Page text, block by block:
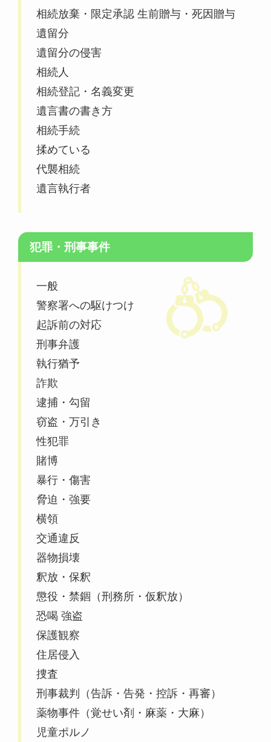
相続放棄・限定承認 生前贈与・死因贈与
遺留分
遺留分の侵害
相続人
相続登記・名義変更
遺言書の書き方
相続手続
揉めている
代襲相続
遺言執行者
犯罪・刑事事件
一般
警察署への駆けつけ
起訴前の対応
刑事弁護
執行猶予
詐欺
逮捕・勾留
窃盗・万引き
性犯罪
賭博
暴行・傷害
脅迫・強要
横領
交通違反
器物損壊
釈放・保釈
懲役・禁錮（刑務所・仮釈放）
恐喝 強盗
保護観察
住居侵入
捜査
刑事裁判（告訴・告発・控訴・再審）
薬物事件（覚せい剤・麻薬・大麻）
児童ポルノ